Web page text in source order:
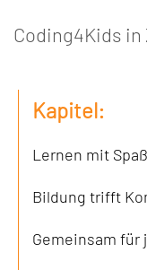
Coding4Kids
Kapitel:
Lernen mit
Bildung trifft
Gemeinsam für